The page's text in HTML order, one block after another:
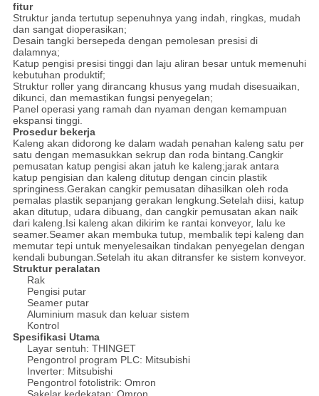
fitur
Struktur janda tertutup sepenuhnya yang indah, ringkas, mudah
dan sangat dioperasikan;
Desain tangki bersepeda dengan pemolesan presisi di
dalamnya;
Katup pengisi presisi tinggi dan laju aliran besar untuk memenuhi
kebutuhan produktif;
Struktur roller yang dirancang khusus yang mudah disesuaikan,
dikunci, dan memastikan fungsi penyegelan;
Panel operasi yang ramah dan nyaman dengan kemampuan
ekspansi tinggi.
Prosedur bekerja
Kaleng akan didorong ke dalam wadah penahan kaleng satu per
satu dengan memasukkan sekrup dan roda bintang.Cangkir
pemusatan katup pengisi akan jatuh ke kaleng;jarak antara
katup pengisian dan kaleng ditutup dengan cincin plastik
springiness.Gerakan cangkir pemusatan dihasilkan oleh roda
pemalas plastik sepanjang gerakan lengkung.Setelah diisi, katup
akan ditutup, udara dibuang, dan cangkir pemusatan akan naik
dari kaleng.Isi kaleng akan dikirim ke rantai konveyor, lalu ke
seamer.Seamer akan membuka tutup, membalik tepi kaleng dan
memutar tepi untuk menyelesaikan tindakan penyegelan dengan
kendali bubungan.Setelah itu akan ditransfer ke sistem konveyor.
Struktur peralatan
Rak
Pengisi putar
Seamer putar
Aluminium masuk dan keluar sistem
Kontrol
Spesifikasi Utama
Layar sentuh: THINGET
Pengontrol program PLC: Mitsubishi
Inverter: Mitsubishi
Pengontrol fotolistrik: Omron